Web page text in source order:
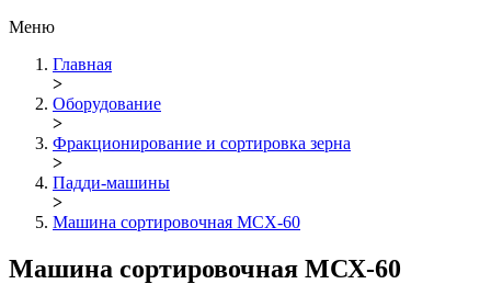
Меню
Главная
>
Оборудование
>
Фракционирование и сортировка зерна
>
Падди-машины
>
Машина сортировочная МСХ-60
Машина сортировочная МСХ-60